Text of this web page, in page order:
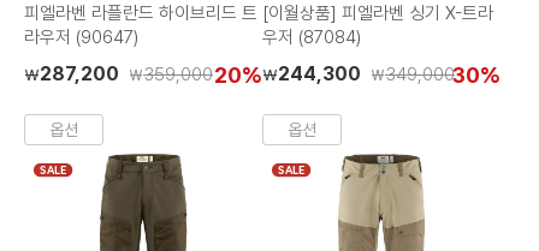
피엘라벤 라플란드 하이브리드 트
라우저 (90647)
₩287,200 ₩359,00020%
옵션
[이월상품] 피엘라벤 싱기 X-트라
우저 (87084)
₩244,300 ₩349,00030%
옵션
SALE SALE